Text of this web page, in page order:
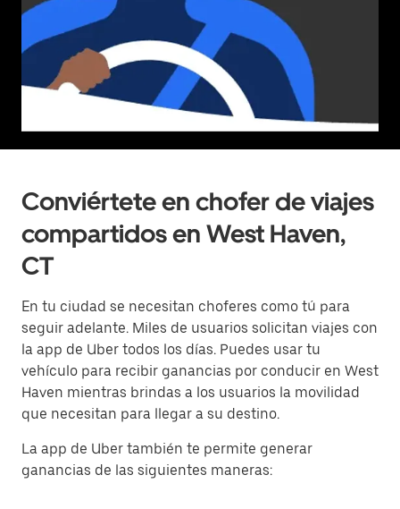
Conviértete en chofer de viajes
compartidos en West Haven,
CT
En tu ciudad se necesitan choferes como tú para
seguir adelante. Miles de usuarios solicitan viajes con
la app de Uber todos los días. Puedes usar tu
vehículo para recibir ganancias por conducir en West
Haven mientras brindas a los usuarios la movilidad
que necesitan para llegar a su destino.
La app de Uber también te permite generar
ganancias de las siguientes maneras: